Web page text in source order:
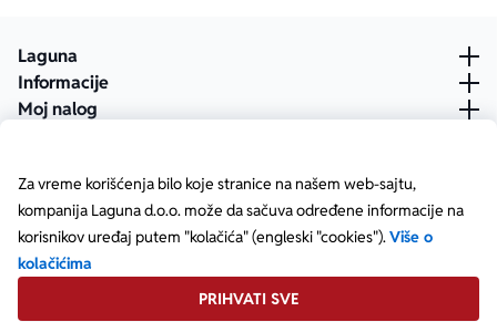
Za vreme korišćenja bilo koje stranice na našem web-sajtu,
kompanija Laguna d.o.o. može da sačuva određene informacije na
korisnikov uređaj putem "kolačića" (engleski "cookies").Više o
kolačićima
PRIHVATI SVE
Laguna
Informacije
Moj nalog